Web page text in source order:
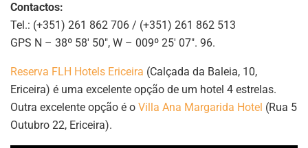
Contactos:
Tel.: (+351) 261 862 706 / (+351) 261 862 513
GPS N – 38º 58′ 50″, W – 009º 25′ 07″. 96.
Reserva FLH Hotels Ericeira (Calçada da Baleia, 10,
Ericeira) é uma excelente opção de um hotel 4 estrelas.
Outra excelente opção é o Villa Ana Margarida Hotel (Rua 5
Outubro 22, Ericeira).